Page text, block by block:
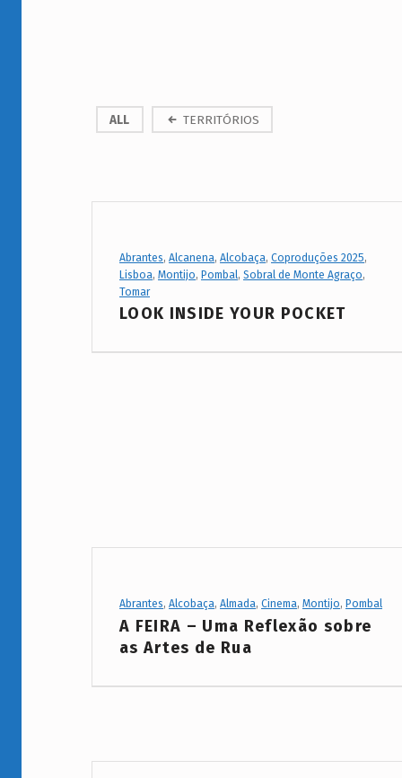
C
r
o
ALL TERRITÓRIOS
Project Category:
Abrantes,Alcanena,Alcobaça,Coproduções 2025,
Lisboa,Montijo,Pombal,Sobral de Monte Agraço,
Tomar
LOOK INSIDE YOUR POCKET
Project Category:
Abrantes,Alcobaça,Almada,Cinema,Montijo, Pombal
A FEIRA – Uma Reflexão sobre
as Artes de Rua